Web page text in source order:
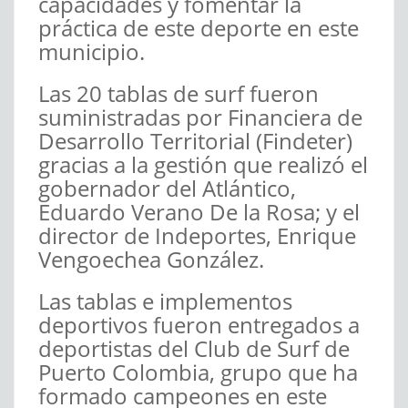
práctica de este deporte en este
municipio.
Las 20 tablas de surf fueron
suministradas por Financiera de
Desarrollo Territorial (Findeter)
gracias a la gestión que realizó el
gobernador del Atlántico,
Eduardo Verano De la Rosa; y el
director de Indeportes, Enrique
Vengoechea González.
Las tablas e implementos
deportivos fueron entregados a
deportistas del Club de Surf de
Puerto Colombia, grupo que ha
formado campeones en este